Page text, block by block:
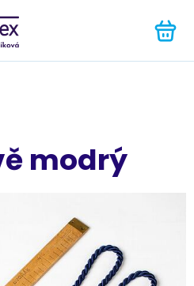
modrý